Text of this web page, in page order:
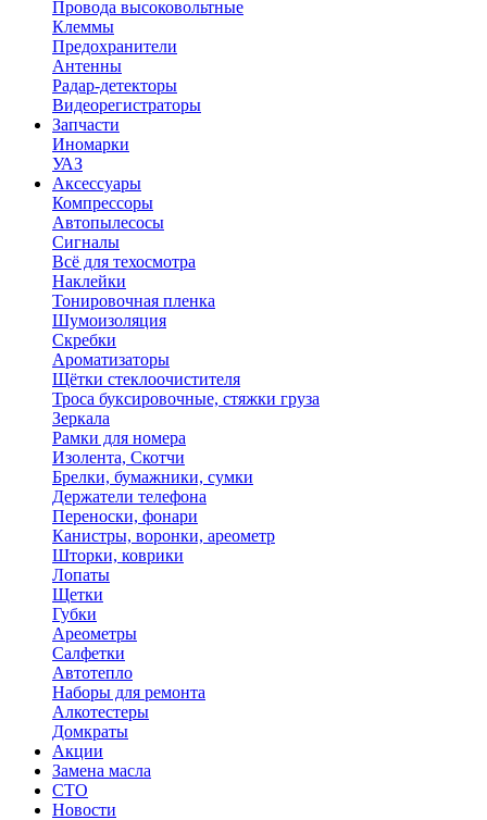
Провода высоковольтные
Клеммы
Предохранители
Антенны
Радар-детекторы
Видеорегистраторы
Запчасти
Иномарки
УАЗ
Аксесcуары
Компрессоры
Автопылесосы
Сигналы
Всё для техосмотра
Наклейки
Тонировочная пленка
Шумоизоляция
Скребки
Ароматизаторы
Щётки стеклоочистителя
Троса буксировочные, стяжки груза
Зеркала
Рамки для номера
Изолента, Скотчи
Брелки, бумажники, сумки
Держатели телефона
Переноски, фонари
Канистры, воронки, ареометр
Шторки, коврики
Лопаты
Щетки
Губки
Ареометры
Салфетки
Автотепло
Наборы для ремонта
Алкотестеры
Домкраты
Акции
Замена масла
СТО
Новости